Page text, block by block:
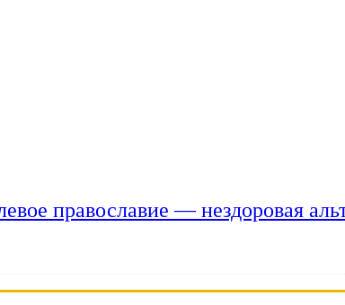
православие — нездоровая